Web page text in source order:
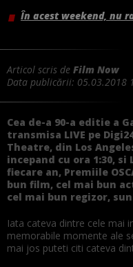
În acest weekend, nu
Articol scris de Film Now
Data publicării: 05.03.2018
Cea de-a 90-a editie a
transmisa LIVE pe
Theatre, din Los
incepand cu ora 1:30, si
fiecare an, Premiile
bun film, cel mai bun
cel mai bun regizor,
Iata cateva dintre cele mai
memorabile momente ale
mai jos puteti citi cateva